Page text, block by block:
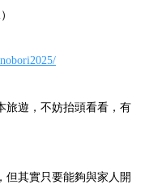
旅遊，不妨抬頭看看，有
但其實只要能夠與家人開